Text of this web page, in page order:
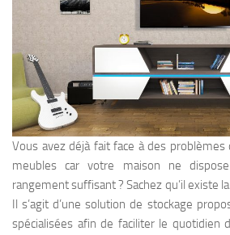
Vous avez déjà fait face à des
meubles car votre maison ne
rangement suffisant ? Sachez qu’il existe
Il s’agit d’une solution de stockage
spécialisées afin de faciliter le quotidien